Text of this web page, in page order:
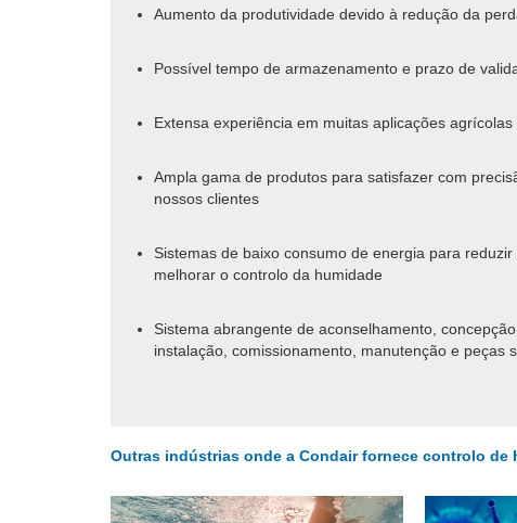
Aumento da produtividade devido à redução da
Possível tempo de armazenamento e prazo de
Extensa experiência em muitas aplicações
Ampla gama de produtos para satisfazer com
nossos clientes
Sistemas de baixo consumo de energia para
melhorar o controlo da humidade
Sistema abrangente de aconselhamento,
instalação, comissionamento, manutenção e peças
Outras indústrias onde a Condair fornece controlo de